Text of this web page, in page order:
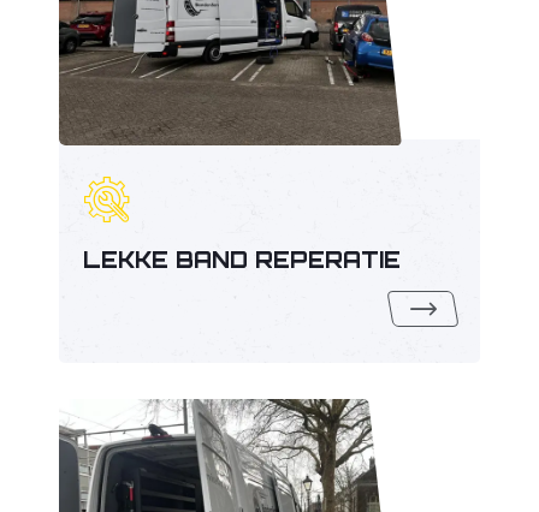
LEKKE BAND REPERATIE